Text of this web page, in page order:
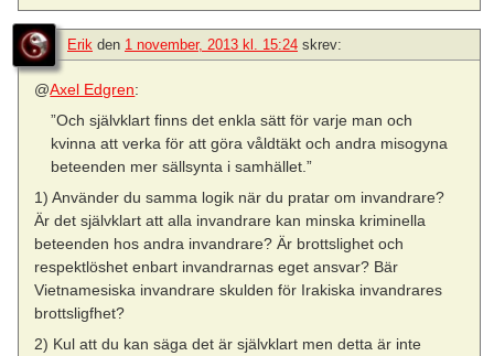
Erik den 1 november, 2013 kl. 15:24 skrev:
@Axel Edgren:
”Och självklart finns det enkla sätt för varje man och
kvinna att verka för att göra våldtäkt och andra misogyna
beteenden mer sällsynta i samhället.”
1) Använder du samma logik när du pratar om invandrare?
Är det självklart att alla invandrare kan minska kriminella
beteenden hos andra invandrare? Är brottslighet och
respektlöshet enbart invandrarnas eget ansvar? Bär
Vietnamesiska invandrare skulden för Irakiska invandrares
brottsligfhet?
2) Kul att du kan säga det är självklart men detta är inte